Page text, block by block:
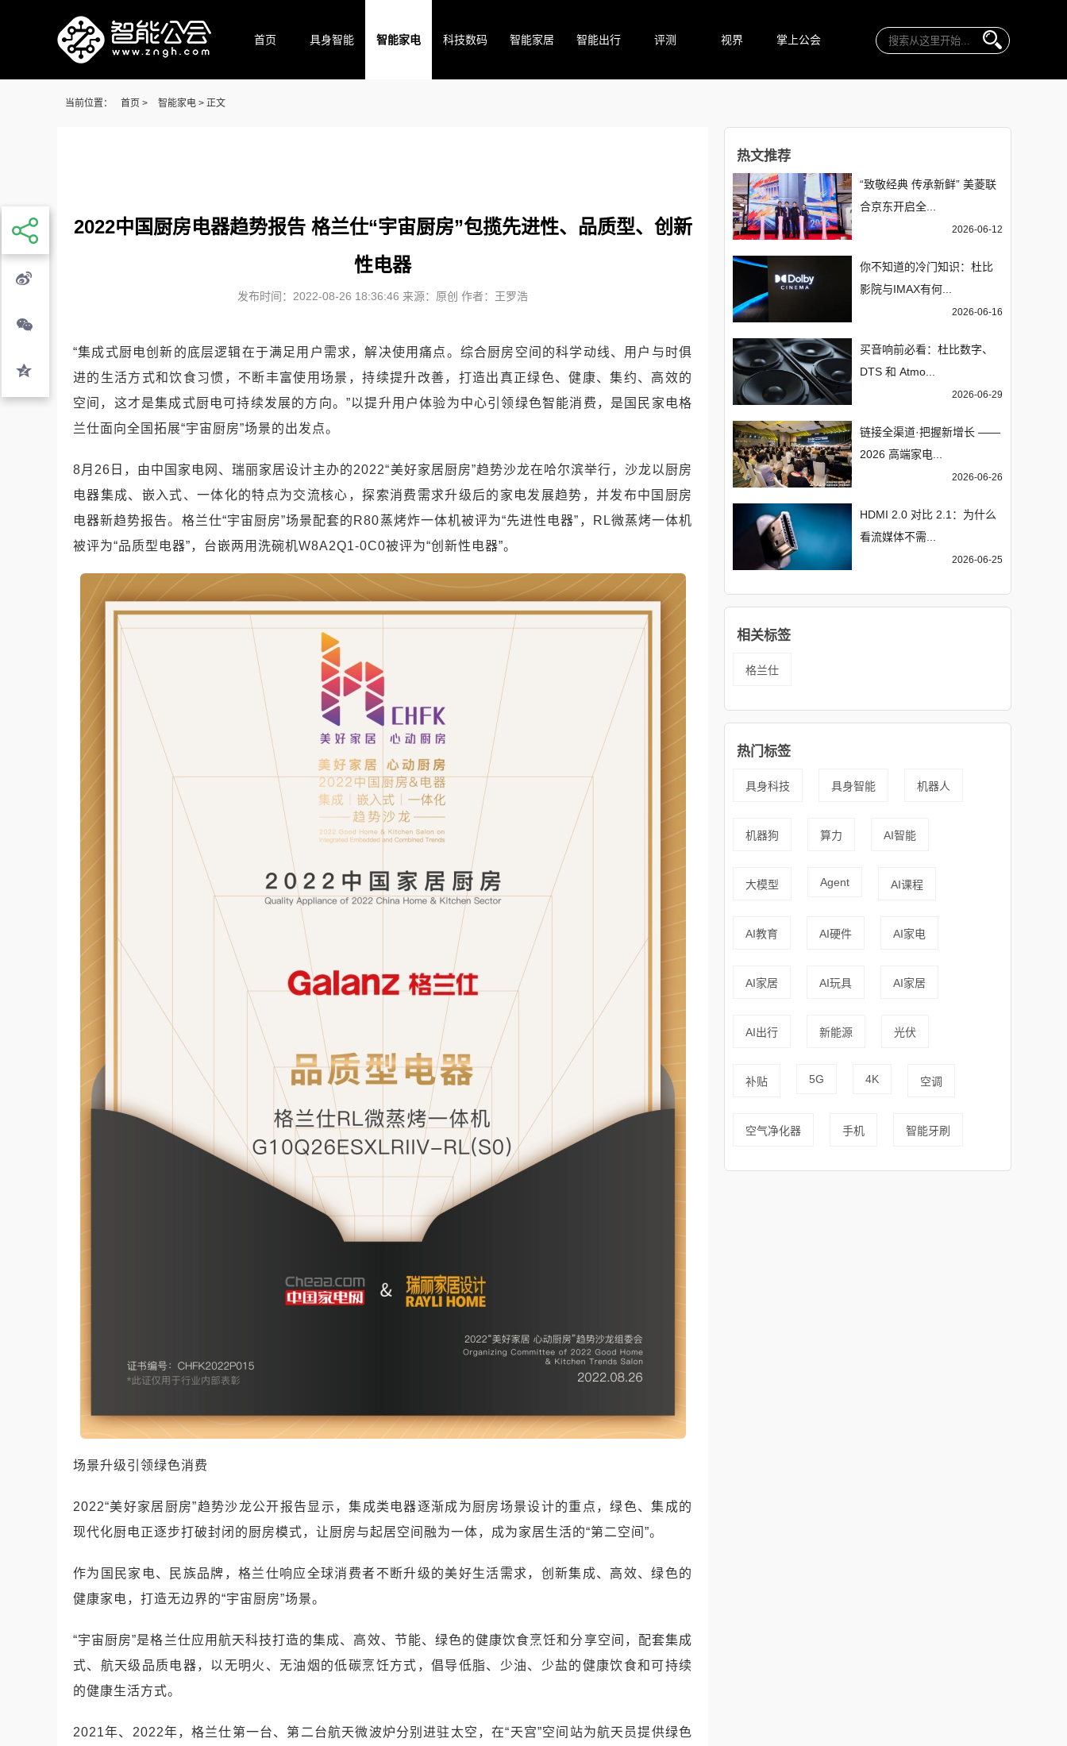
首页 具身智能 智能家电 科技数码 智能家居 智能出行 评测 视界 掌上公会
当前位置： 首页 > 智能家电 > 正文
2022中国厨房电器趋势报告 格兰仕“宇宙厨房”包揽先进性、品质型、创新
性电器
发布时间：2022-08-26 18:36:46 来源：原创 作者：王罗浩
“集成式厨电创新的底层逻辑在于满足用户需求，解决使用痛点。综合厨房空间的科学动线、用户与时俱
进的生活方式和饮食习惯，不断丰富使用场景，持续提升改善，打造出真正绿色、健康、集约、高效的
空间，这才是集成式厨电可持续发展的方向。”以提升用户体验为中心引领绿色智能消费，是国民家电格
兰仕面向全国拓展“宇宙厨房”场景的出发点。
8月26日，由中国家电网、瑞丽家居设计主办的2022“美好家居厨房”趋势沙龙在哈尔滨举行，沙龙以厨房
电器集成、嵌入式、一体化的特点为交流核心，探索消费需求升级后的家电发展趋势，并发布中国厨房
电器新趋势报告。格兰仕“宇宙厨房”场景配套的R80蒸烤炸一体机被评为“先进性电器”，RL微蒸烤一体机
被评为“品质型电器”，台嵌两用洗碗机W8A2Q1-0C0被评为“创新性电器”。
场景升级引领绿色消费
2022“美好家居厨房”趋势沙龙公开报告显示，集成类电器逐渐成为厨房场景设计的重点，绿色、集成的
现代化厨电正逐步打破封闭的厨房模式，让厨房与起居空间融为一体，成为家居生活的“第二空间”。
作为国民家电、民族品牌，格兰仕响应全球消费者不断升级的美好生活需求，创新集成、高效、绿色的
健康家电，打造无边界的“宇宙厨房”场景。
“宇宙厨房”是格兰仕应用航天科技打造的集成、高效、节能、绿色的健康饮食烹饪和分享空间，配套集成
式、航天级品质电器，以无明火、无油烟的低碳烹饪方式，倡导低脂、少油、少盐的健康饮食和可持续
的健康生活方式。
2021年、2022年，格兰仕第一台、第二台航天微波炉分别进驻太空，在“天宫”空间站为航天员提供绿色
热文推荐
“致敬经典 传承新鲜” 美菱联
合京东开启全...
2026-06-12
你不知道的冷门知识：杜比
影院与IMAX有何...
2026-06-16
买音响前必看：杜比数字、
DTS 和 Atmo...
2026-06-29
链接全渠道·把握新增长 ——
2026 高端家电...
2026-06-26
HDMI 2.0 对比 2.1：为什么
看流媒体不需...
2026-06-25
相关标签
格兰仕
热门标签
具身科技 具身智能 机器人
机器狗 算力 AI智能
大模型 Agent AI课程
AI教育 AI硬件 AI家电
AI家居 AI玩具 AI家居
AI出行 新能源 光伏
补贴 5G 4K 空调
空气净化器 手机 智能牙刷